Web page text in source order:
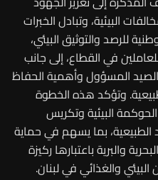
البيئية، وتبادل الخبرات
للرصد والتوثيق البيئي،
في القطاع، إلى جانب
المسؤول وأهمية الحفاظ
وتؤكد هذه الخطوة
الحوكمة البيئية وتكريس
الطبيعية، بما يسهم في حماية
والبرية باعتبارها ركيزة
والغذائي في لبنان.